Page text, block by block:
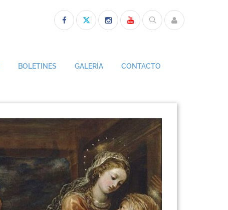
BOLETINES GALERÍA CONTACTO